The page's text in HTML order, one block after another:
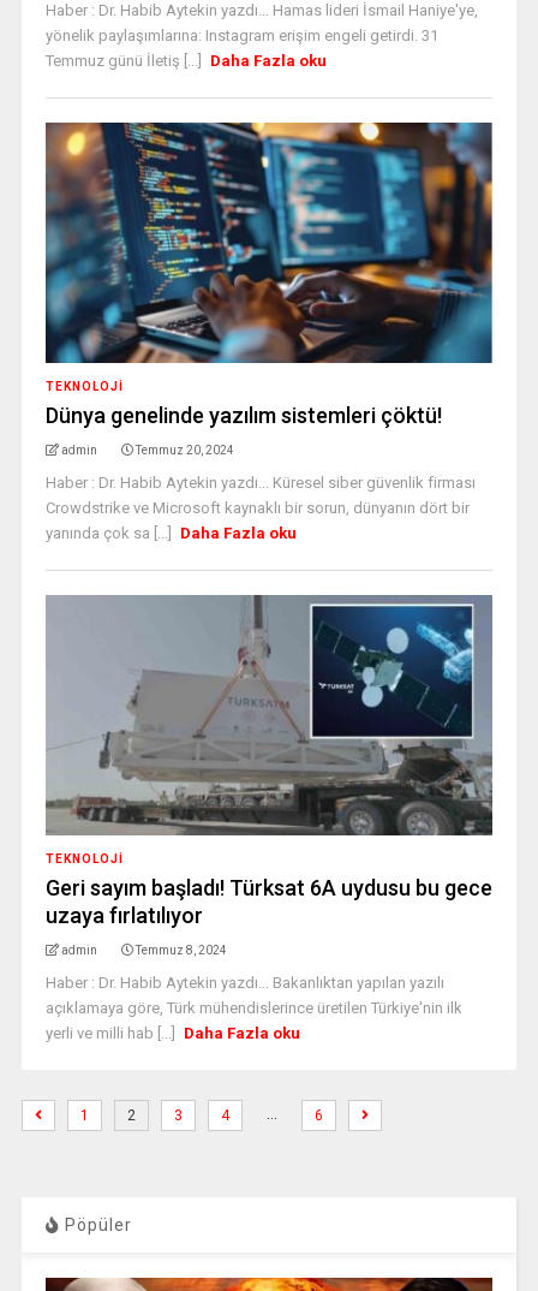
Haber : Dr. Habib Aytekin yazdı... Hamas lideri İsmail Haniye'ye,
yönelik paylaşımlarına: Instagram erişim engeli getirdi. 31
Temmuz günü İletiş [...]
Daha Fazla oku
TEKNOLOJİ
Dünya genelinde yazılım sistemleri çöktü!
admin Temmuz 20, 2024
Haber : Dr. Habib Aytekin yazdı... Küresel siber güvenlik firması
Crowdstrike ve Microsoft kaynaklı bir sorun, dünyanın dört bir
yanında çok sa [...]
Daha Fazla oku
TEKNOLOJİ
Geri sayım başladı! Türksat 6A uydusu bu gece
uzaya fırlatılıyor
admin Temmuz 8, 2024
Haber : Dr. Habib Aytekin yazdı... Bakanlıktan yapılan yazılı
açıklamaya göre, Türk mühendislerince üretilen Türkiye'nin ilk
yerli ve milli hab [...]
Daha Fazla oku
1 2 3 4 … 6
Pöpüler